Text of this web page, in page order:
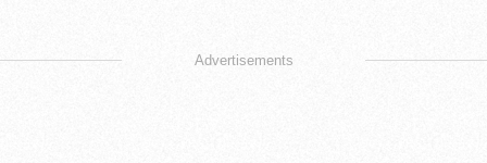
Advertisements